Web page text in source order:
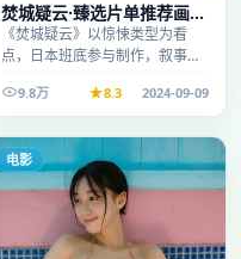
焚城疑云·臻选片单推荐画质
清晰观看流畅
《焚城疑云》以惊悚类型为看
点，日本班底参与制作，叙事完
看。9.8万 8.3 2024-09-09
电影